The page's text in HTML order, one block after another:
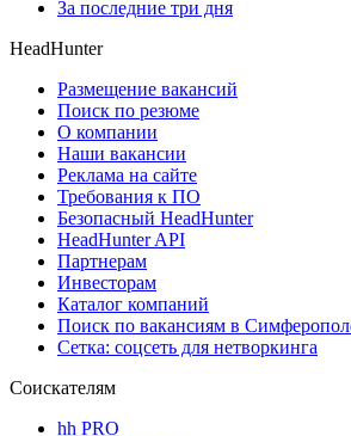
За последние три дня
HeadHunter
Размещение вакансий
Поиск по резюме
О компании
Наши вакансии
Реклама на сайте
Требования к ПО
Безопасный HeadHunter
HeadHunter API
Партнерам
Инвесторам
Каталог компаний
Поиск по вакансиям в
Сетка: соцсеть для нетворкинга
Соискателям
hh PRO